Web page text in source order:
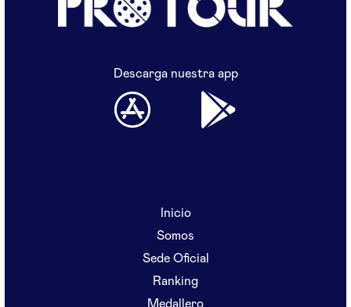
Descarga nuestra app
Inicio
Somos
Sede Oficial
Ranking